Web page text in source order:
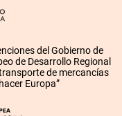
del Gobierno de
de Desarrollo Regional
de mercancías
Europa”